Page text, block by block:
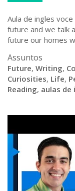
Aula de ingles
future and we talk
future our homes
Assuntos
Future, Writing,
Curiosities, Life,
Reading, aulas de